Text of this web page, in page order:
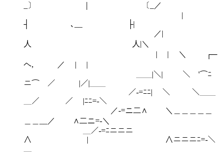
_〕 ｜ 〔_／
|
┤ ､__ ├|
／|
人 人|＼
| | ＼ ┌─
ヘ, ／ | |
＿＿|＼| ＼ '⌒ﾆ
ニ⌒ ／ |／|＿＿
／‐=ﾆﾆ| ＼ ＼＿＿
＿／ ／ |ﾆﾆ=‐＼
／‐=ニ二∧ ＼＿＿＿＿＿
＿＿__／ ∧二ニ=‐＼
＿／‐=ﾆニニニ
∧ | ∧ニニニﾆ=‐＼